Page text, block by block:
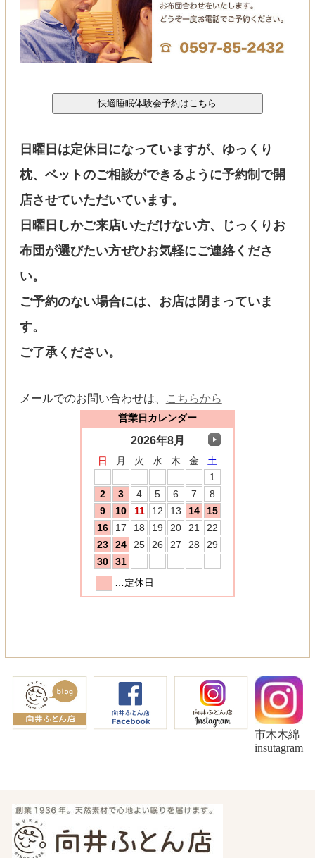
日曜日は定休日になっていますが、ゆっくり
枕、ベットのご相談ができるように予約制で開
店させていただいています。
日曜日しかご来店いただけない方、じっくりお
布団が選びたい方ぜひお気軽にご連絡くださ
い。
ご予約のない場合には、お店は閉まっていま
す。
ご了承ください。
メールでのお問い合わせは、 こちらから
市木木綿
insutagram